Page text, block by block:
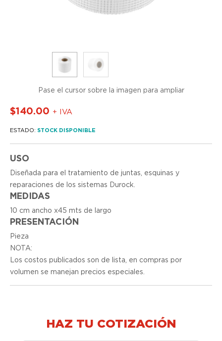
Pase el cursor sobre la imagen para ampliar
$140.00 + IVA
ESTADO: STOCK DISPONIBLE
USO
Diseñada para el tratamiento de juntas, esquinas y
reparaciones de los sistemas Durock.
MEDIDAS
10 cm ancho x45 mts de largo
PRESENTACIÓN
Pieza
NOTA:
Los costos publicados son de lista, en compras por
volumen se manejan precios especiales.
HAZ TU COTIZACIÓN